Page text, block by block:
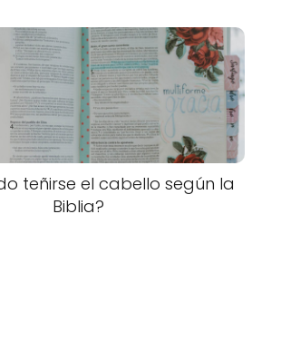
teñirse el cabello según la
Biblia?